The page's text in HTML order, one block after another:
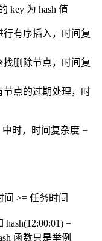
key 为 hash 值
行有序插入，时间复
找删除节点，时间复
节点的过期处理，时
中时，时间复杂度 =
>= 任务时间
=
函数只是举例